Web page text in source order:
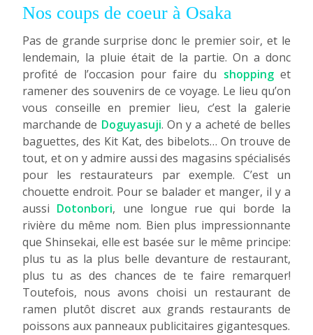
Nos coups de coeur à Osaka
Pas de grande surprise donc le premier soir, et le
lendemain, la pluie était de la partie. On a donc
profité de l’occasion pour faire du shoppinget
ramener des souvenirs de ce voyage. Le lieu qu’on
vous conseille en premier lieu, c’est la galerie
marchande de Doguyasuji. On y a acheté de belles
baguettes, des Kit Kat, des bibelots… On trouve de
tout, et on y admire aussi des magasins spécialisés
pour les restaurateurs par exemple. C’est un
chouette endroit. Pour se balader et manger, il y a
aussi Dotonbori, une longue rue qui borde la
rivière du même nom. Bien plus impressionnante
que Shinsekai, elle est basée sur le même principe:
plus tu as la plus belle devanture de restaurant,
plus tu as des chances de te faire remarquer!
Toutefois, nous avons choisi un restaurant de
ramen plutôt discret aux grands restaurants de
poissons aux panneaux publicitaires gigantesques.